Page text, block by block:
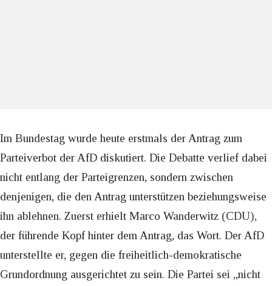
Im Bundestag wurde heute erstmals der Antrag zum
Parteiverbot der AfD diskutiert. Die Debatte verlief dabei
nicht entlang der Parteigrenzen, sondern zwischen
denjenigen, die den Antrag unterstützen beziehungsweise
ihn ablehnen. Zuerst erhielt Marco Wanderwitz (CDU),
der führende Kopf hinter dem Antrag, das Wort. Der AfD
unterstellte er, gegen die freiheitlich-demokratische
Grundordnung ausgerichtet zu sein. Die Partei sei „nicht